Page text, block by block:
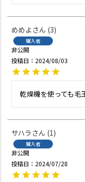
めめよ 3
購入者
非公開
投稿日
2024/08/03
サハラ 1
購入者
非公開
投稿日
2024/07/28